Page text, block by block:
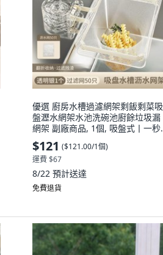
優選 廚房水槽過濾網架剩飯剩菜吸
盤瀝水網架水池洗碗池廚餘垃圾漏
網架 副廠商品, 1個, 吸盤式丨一秒
安裝丨可拆卸自由移動, 過濾網-50
只 升級加密 耐拉扯
$121 ($121.00/1個)
運費 $67
8/22 預計送達
免費退貨